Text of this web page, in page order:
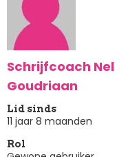
Schrijfcoach Nel
Goudriaan
Lid sinds
11 jaar 8 maanden
Rol